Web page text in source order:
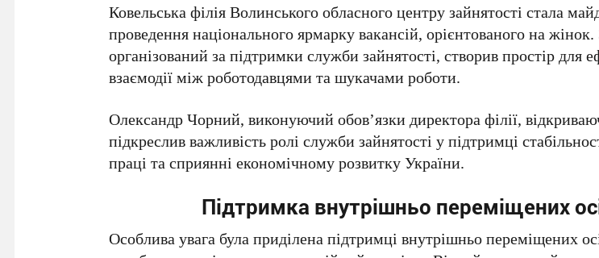
Ковельська філія Волинського обласного центру зайнятості стала
проведення національного ярмарку вакансій, орієнтованого на жінок.
організований за підтримки служби зайнятості, створив простір для
взаємодії між роботодавцями та шукачами роботи.
Олександр Чорний, виконуючий обов’язки директора філії,
підкреслив важливість ролі служби зайнятості у підтримці
праці та сприянні економічному розвитку України.
Підтримка внутрішньо переміщених
Особлива увага була приділена підтримці внутрішньо переміщених